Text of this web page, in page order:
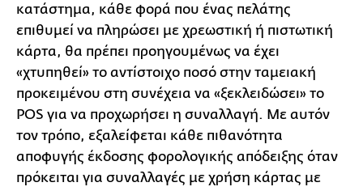
κατάστημα, κάθε φορά που ένας πελάτης
επιθυμεί να πληρώσει με χρεωστική ή πιστωτική
κάρτα, θα πρέπει προηγουμένως να έχει
«χτυπηθεί» το αντίστοιχο ποσό στην ταμειακή
προκειμένου στη συνέχεια να «ξεκλειδώσει» το
POS για να προχωρήσει η συναλλαγή. Με αυτόν
τον τρόπο, εξαλείφεται κάθε πιθανότητα
αποφυγής έκδοσης φορολογικής απόδειξης όταν
πρόκειται για συναλλαγές με χρήση κάρτας με